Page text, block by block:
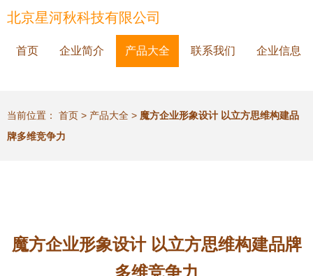
北京星河秋科技有限公司
首页 企业简介 产品大全 联系我们 企业信息
当前位置： 首页 > 产品大全 > 魔方企业形象设计 以立方思维构建品
牌多维竞争力
魔方企业形象设计 以立方思维构建品牌
多维竞争力